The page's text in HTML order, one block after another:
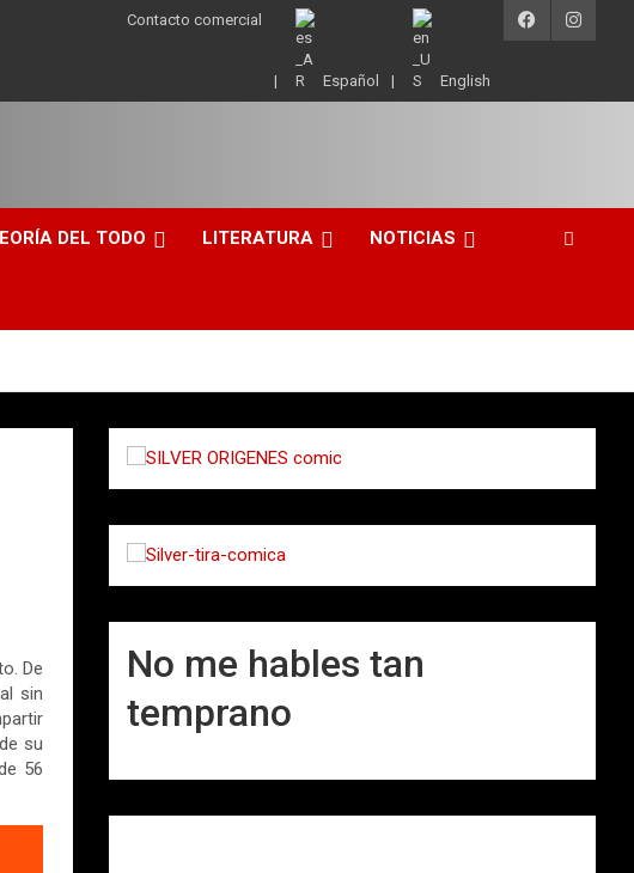
Contacto comercial
Español English
DEL TODO LITERATURA NOTICIAS
De
sin
su
56
No me hables tan
temprano